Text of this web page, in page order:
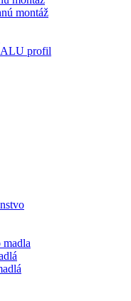
montáž
ALU profil